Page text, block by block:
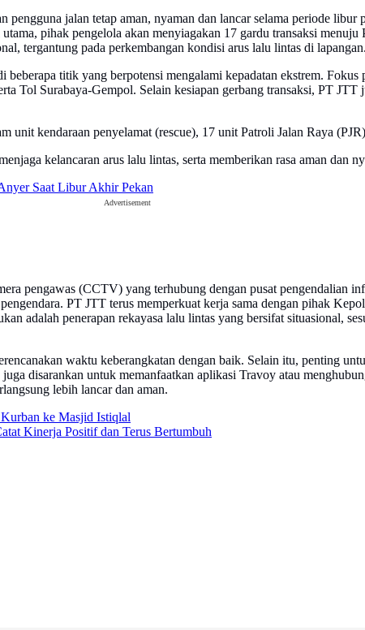
jalan tetap aman, nyaman dan lancar selama periode
pihak pengelola akan menyiagakan 17 gardu transaksi menuju
tergantung pada perkembangan kondisi arus lalu lintas di lapangan.
titik yang berpotensi mengalami kepadatan ekstrem.
Tol Surabaya-Gempol. Selain kesiapan gerbang transaksi, PT
unit kendaraan penyelamat (rescue), 17 unit Patroli Jalan Raya
kelancaran arus lalu lintas, serta memberikan rasa aman dan
Saat Libur Akhir Pekan
Advertisement
pengawas (CCTV) yang terhubung dengan pusat pengendalian
PT JTT terus memperkuat kerja sama dengan pihak
adalah penerapan rekayasa lalu lintas yang bersifat situasional,
waktu keberangkatan dengan baik. Selain itu, penting
disarankan untuk memanfaatkan aplikasi Travoy atau
lebih lancar dan aman.
ke Masjid Istiqlal
Kinerja Positif dan Terus Bertumbuh